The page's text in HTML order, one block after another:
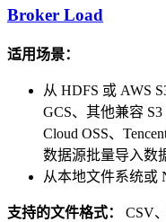
Broker Load
适用场景：
从 HDFS 或 AWS
GCS、其他兼容
Cloud OSS、
数据源批量导入数
从本地文件系统或
支持的文件格式：
CSV